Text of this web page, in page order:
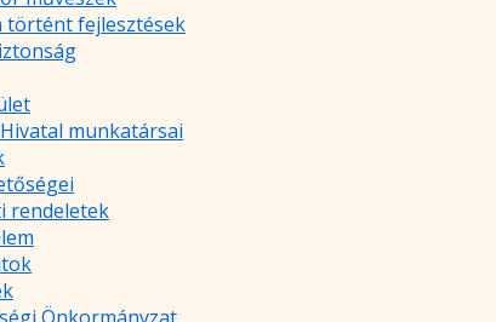
történt fejlesztések
munkatársai
rendeletek